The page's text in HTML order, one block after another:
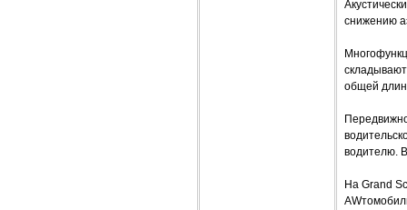
снижению
общей
водителю.
На Grand